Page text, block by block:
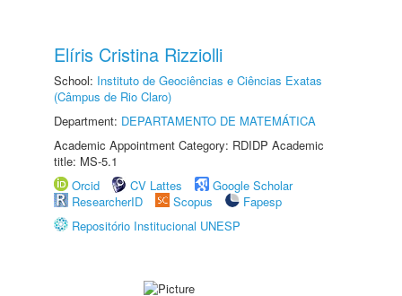
Elíris Cristina Rizziolli
School: Instituto de Geociências e Ciências Exatas
(Câmpus de Rio Claro)
Department: DEPARTAMENTO DE MATEMÁTICA
Academic Appointment Category: RDIDP Academic
title: MS-5.1
Orcid
CV Lattes
Google Scholar
ResearcherID
Scopus
Fapesp
Repositório Institucional UNESP